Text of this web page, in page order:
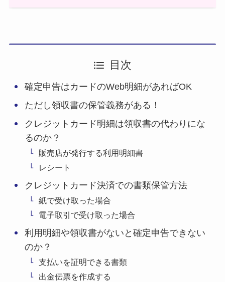
目次
確定申告はカードのWeb明細があればOK
ただし領収書の保管義務がある！
クレジットカード明細は領収書の代わりにな
るのか？
販売店が発行する利用明細書
レシート
クレジットカード決済での書類保管方法
紙で受け取った場合
電子取引で受け取った場合
利用明細や領収書がないと確定申告できない
のか？
支払いを証明できる書類
出金伝票を作成する